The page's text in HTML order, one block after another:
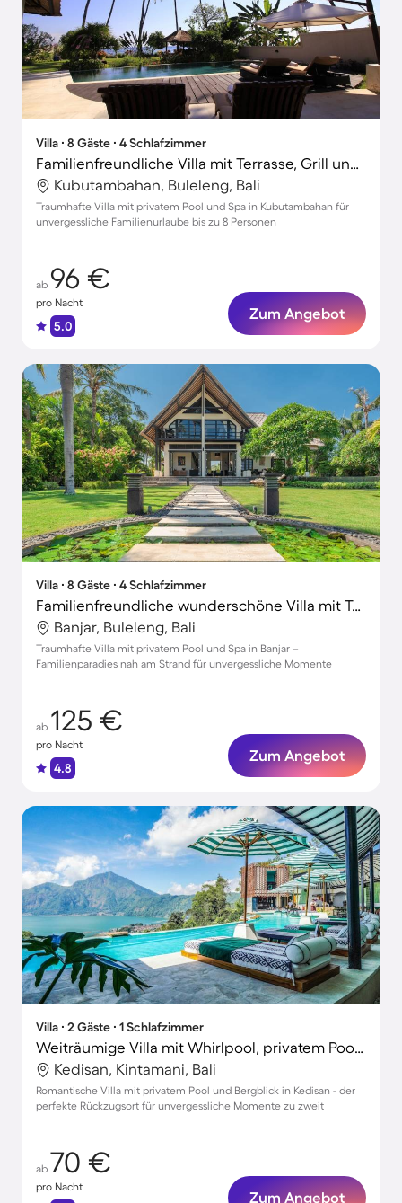
Villa ∙ 8 Gäste ∙ 4 Schlafzimmer
Familienfreundliche Villa mit Terrasse, Grill und Garten
Kubutambahan, Buleleng, Bali
Traumhafte Villa mit privatem Pool und Spa in Kubutambahan für
unvergessliche Familienurlaube bis zu 8 Personen
ab 96 €
pro Nacht
5.0
Zum Angebot
Villa ∙ 8 Gäste ∙ 4 Schlafzimmer
Familienfreundliche wunderschöne Villa mit Terrasse, privatem Pool und Garten
Banjar, Buleleng, Bali
Traumhafte Villa mit privatem Pool und Spa in Banjar –
Familienparadies nah am Strand für unvergessliche Momente
ab 125 €
pro Nacht
4.8
Zum Angebot
Villa ∙ 2 Gäste ∙ 1 Schlafzimmer
Weiträumige Villa mit Whirlpool, privatem Pool und Garten | Bergblick | Perfekt für die Arbeit von Zuhause
Kedisan, Kintamani, Bali
Romantische Villa mit privatem Pool und Bergblick in Kedisan - der
perfekte Rückzugsort für unvergessliche Momente zu zweit
ab 70 €
pro Nacht
Zum Angebot